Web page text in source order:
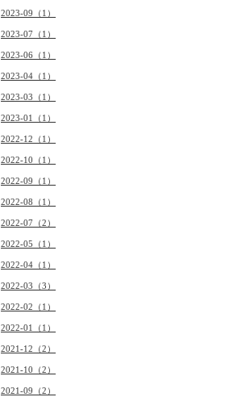
2023-09（1）
2023-07（1）
2023-06（1）
2023-04（1）
2023-03（1）
2023-01（1）
2022-12（1）
2022-10（1）
2022-09（1）
2022-08（1）
2022-07（2）
2022-05（1）
2022-04（1）
2022-03（3）
2022-02（1）
2022-01（1）
2021-12（2）
2021-10（2）
2021-09（2）